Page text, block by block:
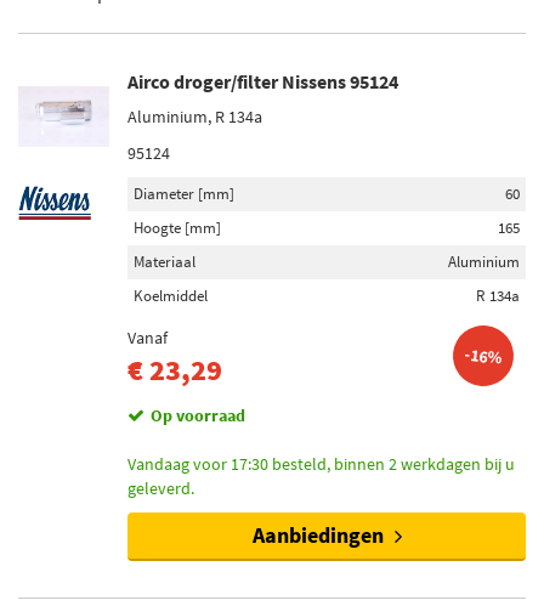
×
Nissens (2)
Vemo (3)
Hc-Cargo (1)
Niet op voorraad (8)
Airco droger/filter Nissens 95124
Aluminium, R 134a
95124
Diameter [mm]
60
Hoogte [mm]
165
Materiaal
Aluminium
Koelmiddel
R 134a
Vanaf
€ 23,29 -16%
Op voorraad
Vandaag voor 17:30 besteld, binnen 2 werkdagen bij u
geleverd.
Aanbiedingen